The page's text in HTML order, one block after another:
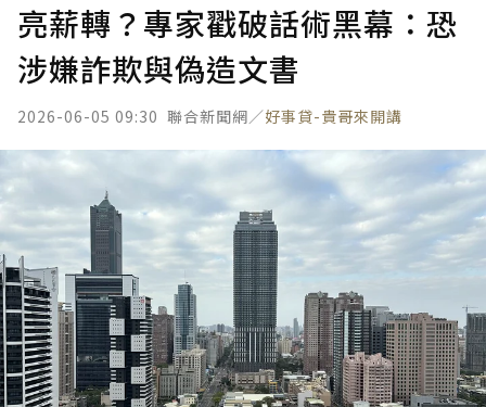
亮薪轉？專家戳破話術黑幕：恐
涉嫌詐欺與偽造文書
2026-06-05 09:30 聯合新聞網／好事貸-貴哥來開講